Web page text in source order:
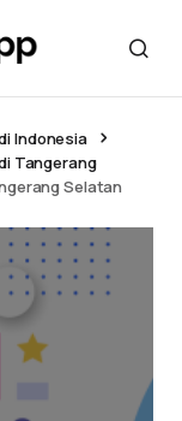
Indonesia
Tangerang
Selatan